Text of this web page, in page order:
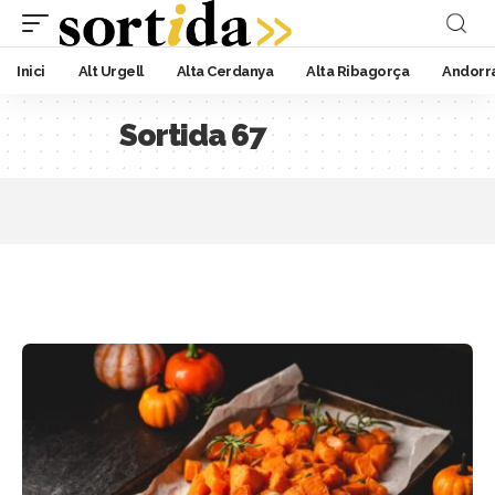
Inici Alt Urgell Alta Cerdanya Alta Ribagorça
Sortida 67